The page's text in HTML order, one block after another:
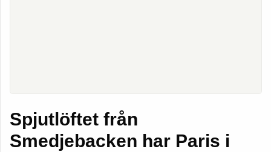
Spjutlöftet från
Smedjebacken har Paris i